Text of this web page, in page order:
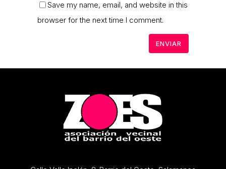
Save my name, email, and website in this
browser for the next time I comment.